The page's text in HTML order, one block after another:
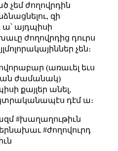
չեմ ժողովրդին
զի
ա՝ այդպիսի
ժողովրդից դուրս
չեն։
(առաւել եւս
ժամանակ)
քայլեր անել,
կտրականապէս դէմ ա։
#խաղաղութիւն
#ժողովուրդ